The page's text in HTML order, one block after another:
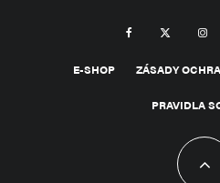
E-SHOP ZÁSADY
PRAVIDLA